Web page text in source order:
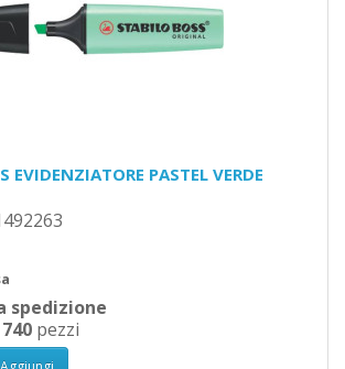
EVIDENZIATORE PASTEL VERDE
spedizione
740 pezzi